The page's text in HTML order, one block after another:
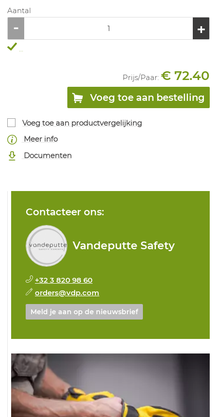
Aantal
...
Prijs/Paar: € 72.40
Voeg toe aan bestelling
Voeg toe aan productvergelijking
Meer info
Documenten
Contacteer ons:
Vandeputte Safety
+32 3 820 98 60
orders@vdp.com
Meld je aan op de nieuwsbrief